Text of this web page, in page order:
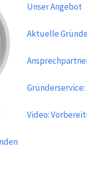
Unser Angebot
Aktuelle
Video: